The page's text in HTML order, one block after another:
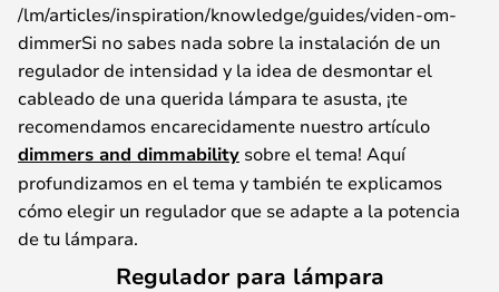
/lm/articles/inspiration/knowledge/guides/viden-om-
dimmerSi no sabes nada sobre la instalación de un
regulador de intensidad y la idea de desmontar el
cableado de una querida lámpara te asusta, ¡te
recomendamos encarecidamente nuestro artículo
dimmers and dimmability sobre el tema! Aquí
profundizamos en el tema y también te explicamos
cómo elegir un regulador que se adapte a la potencia
de tu lámpara.
Regulador para lámpara